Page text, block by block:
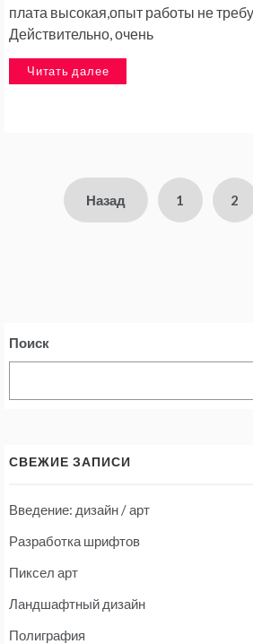
плата высокая,опыт работы не
Действительно, очень
Читать далее
Назад 1 2
Поиск
СВЕЖИЕ ЗАПИСИ
Введение: дизайн / арт
Разработка шрифтов
Пиксел арт
Ландшафтный дизайн
Полиграфия